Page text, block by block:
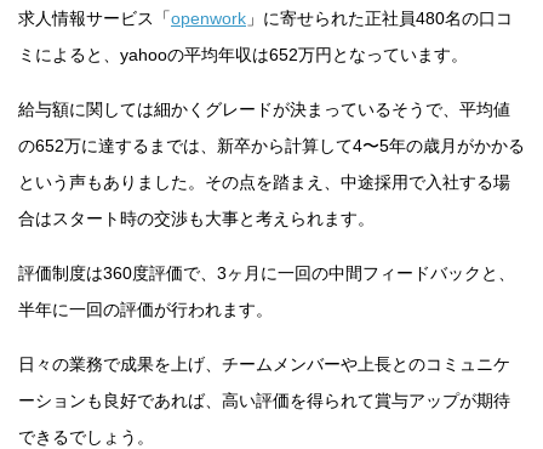
求人情報サービス「openwork 」に寄せられた正社員480名の口コ
ミによると、yahooの平均年収は652万円となっています。
給与額に関しては細かくグレードが決まっているそうで、平均値
の652万に達するまでは、新卒から計算して4〜5年の歳月がかかる
という声もありました。その点を踏まえ、中途採用で入社する場
合はスタート時の交渉も大事と考えられます。
評価制度は360度評価で、3ヶ月に一回の中間フィードバックと、
半年に一回の評価が行われます。
日々の業務で成果を上げ、チームメンバーや上長とのコミュニケ
ーションも良好であれば、高い評価を得られて賞与アップが期待
できるでしょう。